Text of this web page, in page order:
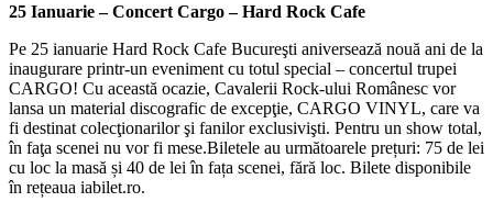
25 Ianuarie – Concert Cargo – Hard Rock Cafe
Pe 25 ianuarie Hard Rock Cafe Bucureşti aniversează nouă ani de la
inaugurare printr-un eveniment cu totul special – concertul trupei
CARGO! Cu această ocazie, Cavalerii Rock-ului Românesc vor
lansa un material discografic de excepţie, CARGO VINYL, care va
fi destinat colecţionarilor şi fanilor exclusivişti. Pentru un show total,
în faţa scenei nu vor fi mese.Biletele au următoarele prețuri: 75 de lei
cu loc la masă și 40 de lei în fața scenei, fără loc. Bilete disponibile
în rețeaua iabilet.ro.